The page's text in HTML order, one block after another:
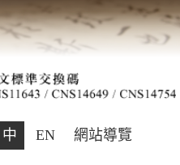
中 EN 網站導覽